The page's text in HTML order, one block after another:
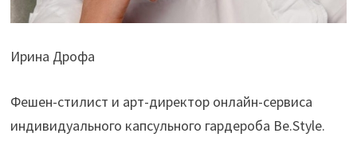
Ирина Дрофа
Фешен-стилист и арт-директор онлайн-сервиса
индивидуального капсульного гардероба Be.Style.